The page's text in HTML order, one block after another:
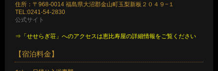
住所：〒968-0014 福島県大沼郡金山町玉梨新板２０４９−１
TEL:0241-54-2830
公式サイト
⇒「せせらぎ荘」へのアクセスは恵比寿屋の詳細情報をご覧ください
【宿泊料金】